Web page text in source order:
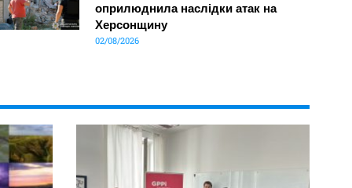
оприлюднила наслідки атак на
Херсонщину
02/08/2026